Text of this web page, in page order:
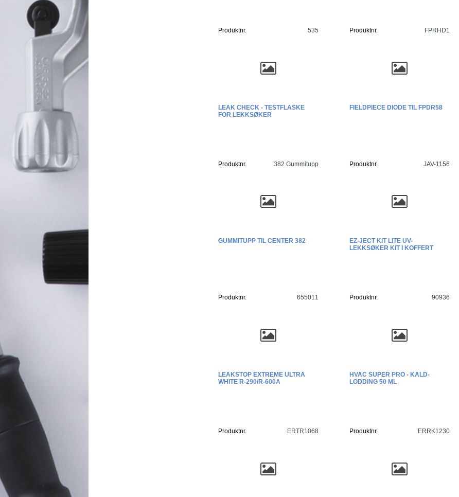
Produktnr. 535
LEAK CHECK - TESTFLASKE
FOR LEKKSØKER
Produktnr. FPRHD1
FIELDPIECE DIODE TIL FPDR58
Produktnr. 382 Gummitupp
GUMMITUPP TIL CENTER 382
Produktnr. JAV-1156
EZ-JECT KIT LITE UV-
LEKKSØKER KIT I KOFFERT
Produktnr. 655011
LEAKSTOP EXTREME ULTRA
WHITE R-290/R-600A
Produktnr. 90936
HVAC SUPER PRO - KALD-
LODDING 50 ML
Produktnr. ERTR1068 Produktnr. ERRK1230